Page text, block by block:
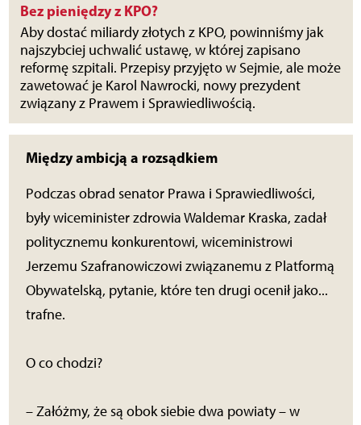
Bez pieniędzy z KPO?
Aby dostać miliardy złotych z KPO, powinniśmy jak
najszybciej uchwalić ustawę, w której zapisano
reformę szpitali. Przepisy przyjęto w Sejmie, ale może
zawetować je Karol Nawrocki, nowy prezydent
związany z Prawem i Sprawiedliwością.
Między ambicją a rozsądkiem
Podczas obrad senator Prawa i Sprawiedliwości,
były wiceminister zdrowia Waldemar Kraska, zadał
politycznemu konkurentowi, wiceministrowi
Jerzemu Szafranowiczowi związanemu z Platformą
Obywatelską, pytanie, które ten drugi ocenił jako...
trafne.
O co chodzi?
– Załóżmy, że są obok siebie dwa powiaty – w